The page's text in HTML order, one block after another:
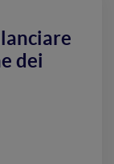
dei